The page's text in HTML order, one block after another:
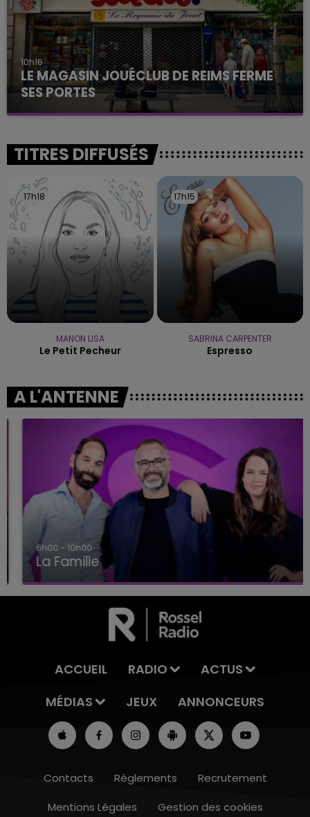
10h16
LE MAGASIN JOUÉCLUB DE REIMS FERME
SES PORTES
C'était l'une des institutions du centre-ville
fermer ses portes.
TITRES DIFFUSÉS
17h18
17h18
MANON LISA
Le Petit Pecheur
17h15
17h15
SABRINA CARPENTER
Espresso
A L'ANTENNE
6h00 - 10h00
La Famille
ACCUEIL RADIO
ACTUS
MÉDIAS
JEUX ANNONCEURS
Contacts Règlements
Recrutement
Mentions Légales
Gestion des cookies